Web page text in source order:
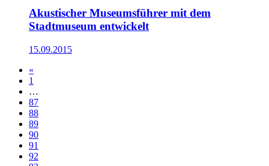
Akustischer Museumsführer mit dem
Stadtmuseum entwickelt
15.09.2015
«
1
…
87
88
89
90
91
92